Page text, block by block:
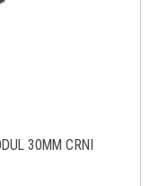
30MM CRNI